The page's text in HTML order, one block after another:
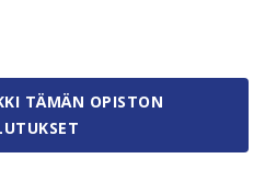
TÄMÄN OPISTON